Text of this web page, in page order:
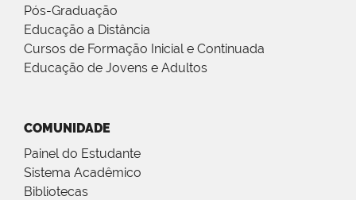
Pós-Graduação
Educação a Distância
Cursos de Formação Inicial e Continuada
Educação de Jovens e Adultos
COMUNIDADE
Painel do Estudante
Sistema Acadêmico
Bibliotecas